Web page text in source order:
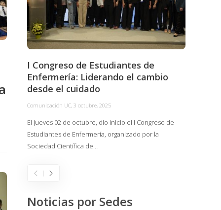
I Congreso de Estudiantes de
Enfermería: Liderando el cambio
desde el cuidado
Comunicación UC,3 octubre, 2025
El jueves 02 de octubre, dio inicio el I Congreso de
Estudiantes de Enfermería, organizado por la
Sociedad Científica de…
Noticias por Sedes